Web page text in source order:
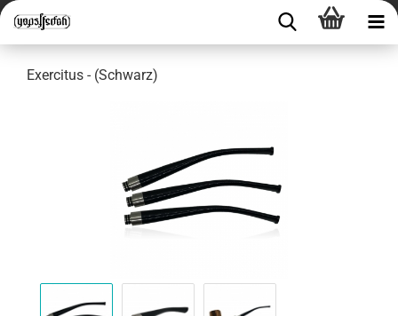
Exercitus - (Schwarz)